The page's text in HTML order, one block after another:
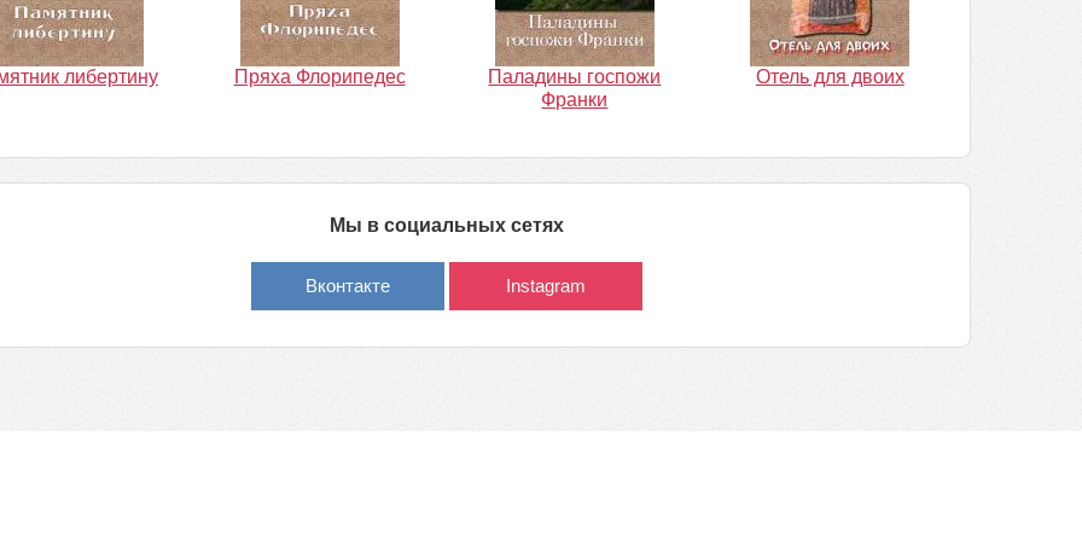
либертину Пряха Флорипедес
Паладины госпожи
Франки
Отель для двоих
Мы в социальных сетях
Вконтакте Instagram